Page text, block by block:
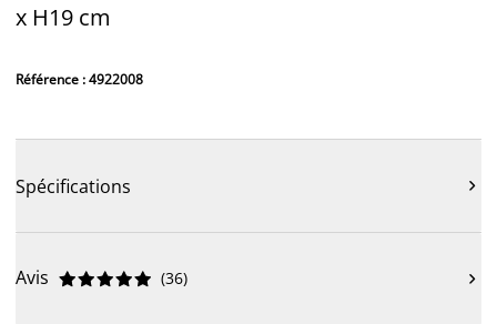
x H19 cm
Référence : 4922008
Spécifications 
Avis 




 (36) 